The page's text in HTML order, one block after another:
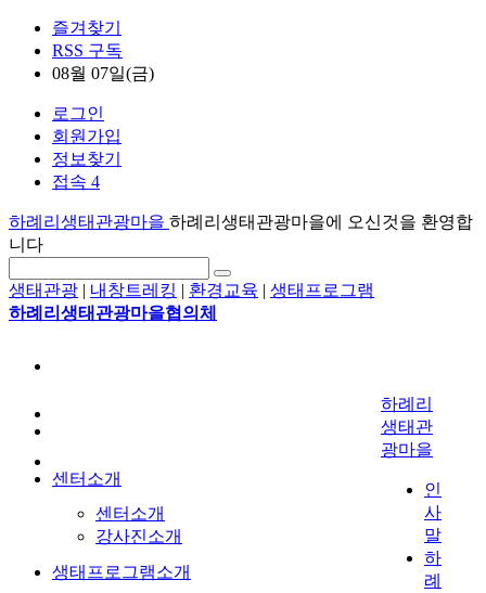
즐겨찾기
RSS 구독
08월 07일(금)
로그인
회원가입
정보찾기
접속 4
하례리생태관광마을 하례리생태관광마을에 오신것을 환영합
니다
생태관광 | 내창트레킹 | 환경교육 | 생태프로그램
하례리생태관광마을협의체
센터소개
센터소개
강사진소개
생태프로그램소개
하례리
생태관
광마을
인
사
말
하
례